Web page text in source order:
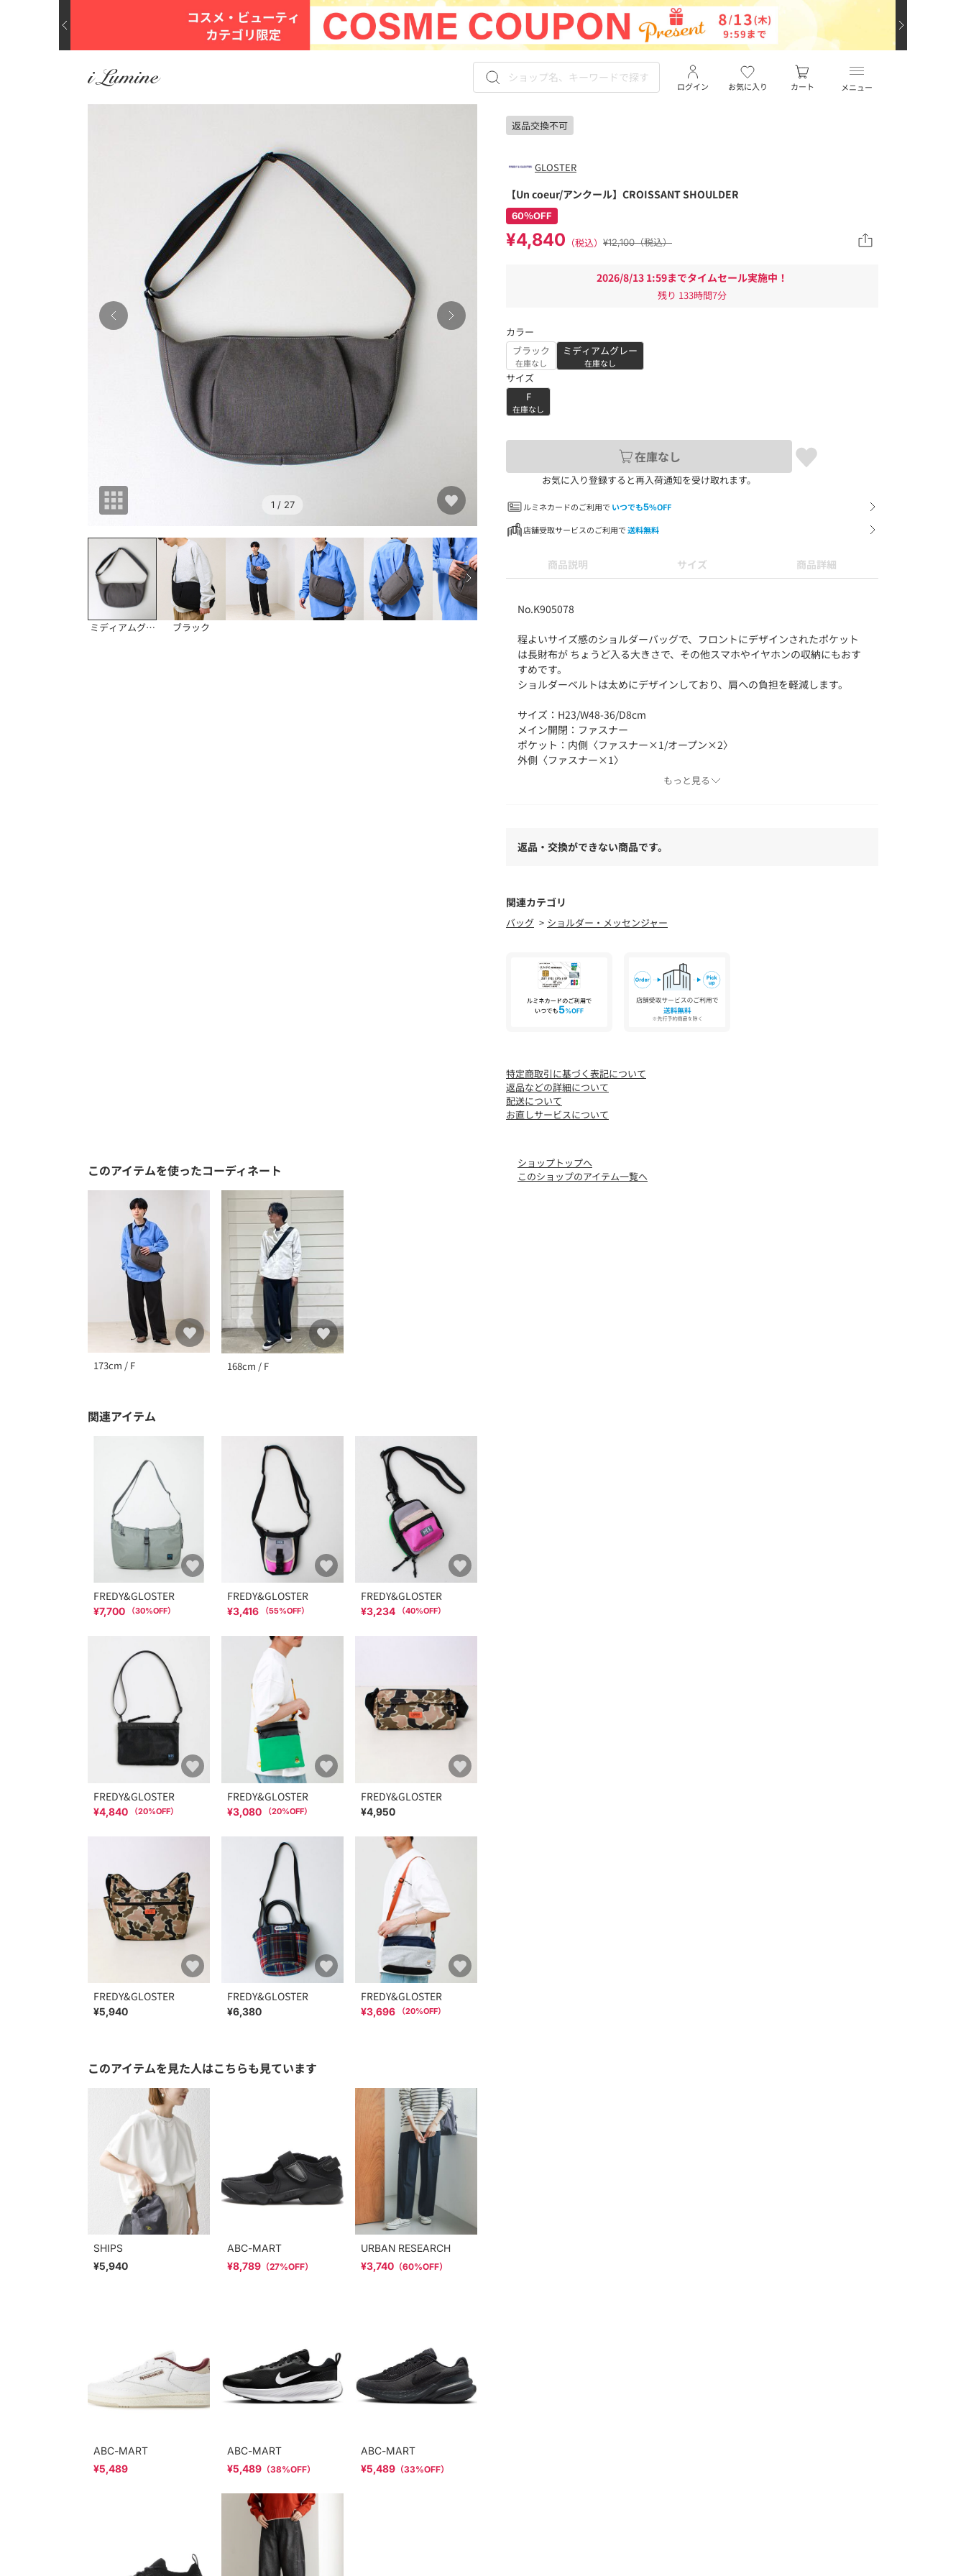
メニュー
お気に入り
ログイン カート
返品交換不可
1 / 27
ミディアムグレー ブラック
GLOSTER
【Un coeur/アンクール】CROISSANT SHOULDER
60％OFF
¥4,840 （税込） ¥12,100（税込）
2026/8/13 1:59までタイムセール実施中！
残り 133時間7分
カラー
ブラック
在庫なし
ミディアムグレー
在庫なし
サイズ
F
在庫なし
在庫なし
お気に入り登録すると再入荷通知を受け取れます。
ルミネカードのご利用で いつでも5%OFF
店舗受取サービスのご利用で送料無料
商品説明 サイズ 商品詳細
No.K905078
程よいサイズ感のショルダーバッグで、フロントにデザインされたポケット
は長財布が ちょうど入る大きさで、その他スマホやイヤホンの収納にもおす
すめです。
ショルダーベルトは太めにデザインしており、肩への負担を軽減します。
サイズ：H23/W48-36/D8cm
メイン開閉：ファスナー
ポケット：内側〈ファスナー×1/オープン×2〉
外側〈ファスナー×1〉
持ち」を 意味する【coeur】を合わせて最初のを合わせて最初の気持ちとい
う意味を表した造語です。多くの人が、物を選ぶときその物に対して愛着や
期待感を抱くと思います。その愛着や期待感を抱いた時の最初の気持ちを忘
※お取扱い上のご注意
アテンションタグを必ずご確認の上、着用又はお取り扱いください。
※店頭及び屋外での撮影画像は、光の当たり具合で色味が違って見える場合
があります。
もっと見る
返品・交換ができない商品です。
関連カテゴリ
バッグ ショルダー・メッセンジャー
特定商取引に基づく表記について
返品などの詳細について
配送について
お直しサービスについて
このアイテムを使ったコーディネート
173cm / F 168cm / F
関連アイテム
FREDY&GLOSTER
¥7,700 （30%OFF）
FREDY&GLOSTER
¥3,416 （55%OFF）
FREDY&GLOSTER
¥3,234 （40%OFF）
FREDY&GLOSTER
¥4,840 （20%OFF）
FREDY&GLOSTER
¥3,080 （20%OFF）
FREDY&GLOSTER
¥4,950
FREDY&GLOSTER
¥5,940
FREDY&GLOSTER
¥6,380
FREDY&GLOSTER
¥3,696 （20%OFF）
ショップトップへ
このショップのアイテム一覧へ